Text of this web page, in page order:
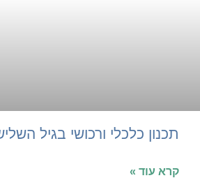
תכנון כלכלי ורכושי בגיל השלישי
קרא עוד »